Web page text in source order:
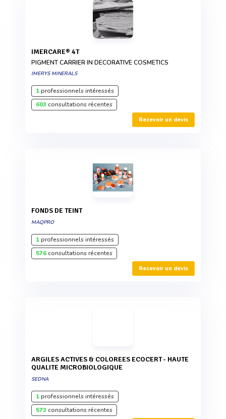
IMERCARE® 4T
PIGMENT CARRIER IN DECORATIVE COSMETICS
IMERYS MINERALS
1professionnels intéressés
603 consultations récentes
Recevoir un devis
FONDS DE TEINT
MAQPRO
1professionnels intéressés
576consultations récentes
Recevoir un devis
ARGILES ACTIVES & COLOREES ECOCERT - HAUTE
QUALITE MICROBIOLOGIQUE
SEDNA
1professionnels intéressés
573 consultations récentes